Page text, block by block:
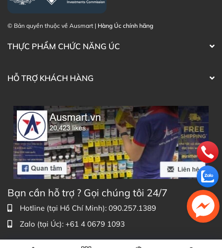
© Bản quyền thuộc về Ausmart | Hàng Úc chính hãng
THỰC PHẨM CHỨC NĂNG ÚC
HỖ TRỢ KHÁCH HÀNG
Bạn cần hỗ trợ ? Gọi chúng tôi 24/7
Hotline (tại Hồ Chí Minh): 090.257.1389
Zalo (tại Úc): +61 4 0679 1093